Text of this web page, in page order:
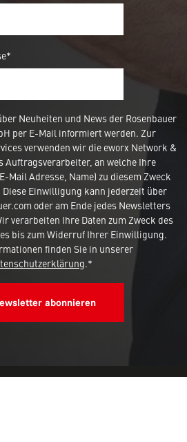
Neuheiten und News der Rosenbauer
per E-Mail informiert werden. Zur
verwenden wir die eworx Network &
Auftragsverarbeiter, an welche Ihre
Mail Adresse, Name) zu diesem Zweck
Einwilligung kann jederzeit über
oder am Ende jedes Newsletters
verarbeiten Ihre Daten zum Zweck des
bis zum Widerruf Ihrer Einwilligung.
finden Sie in unserer
.*
abonnieren